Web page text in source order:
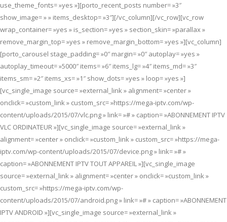
use_theme_fonts= »yes »][porto_recent_posts number= »3″
show_image= » » items_desktop= »3″][/vc_column][/vc_row][vc_row
wrap_container= »yes » is_section= »yes » section_skin= »parallax »
remove_margin_top= »yes » remove_margin_bottom= »yes »][vc_column]
[porto_carousel stage_padding= »0″ margin= »0″ autoplay= »yes »
autoplay_timeout= »5000″ items= »6″ items_lg= »4″ items_md= »3″
items_sm= »2″ items_xs= »1″ show_dots= »yes » loop= »yes »]
[vc_single_image source= »external_link » alignment= »center »
onclick= »custom_link » custom_src= »https://mega-iptv.com/wp-
content/uploads/2015/07/vlc.png » link= »# » caption= »ABONNEMENT IPTV
VLC ORDINATEUR »][vc_single_image source= »external_link »
alignment= »center » onclick= »custom_link » custom_src= »https://mega-
iptv.com/wp-content/uploads/2015/07/device.png » link= »# »
caption= »ABONNEMENT IPTV TOUT APPAREIL »][vc_single_image
source= »external_link » alignment= »center » onclick= »custom_link »
custom_src= »https://mega-iptv.com/wp-
content/uploads/2015/07/android.png » link= »# » caption= »ABONNEMENT
IPTV ANDROID »][vc_single_image source= »external_link »